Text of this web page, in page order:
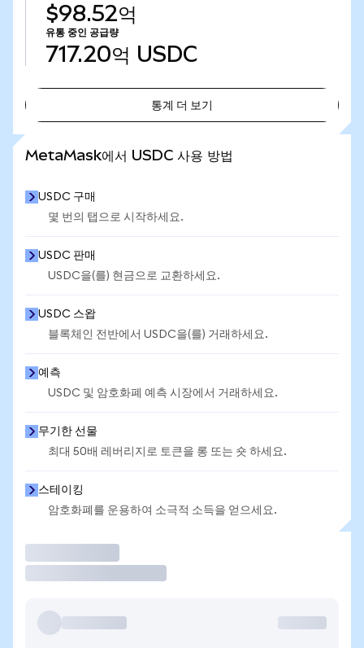
$98.52억
유통 중인 공급량
717.20억 USDC
통계 더 보기
MetaMask에서 USDC 사용 방법
USDC 구매
몇 번의 탭으로 시작하세요.
USDC 판매
USDC을(를) 현금으로 교환하세요.
USDC 스왑
블록체인 전반에서 USDC을(를) 거래하세요.
예측
USDC 및 암호화폐 예측 시장에서 거래하세요.
무기한 선물
최대 50배 레버리지로 토큰을 롱 또는 숏 하세요.
스테이킹
암호화폐를 운용하여 소극적 소득을 얻으세요.